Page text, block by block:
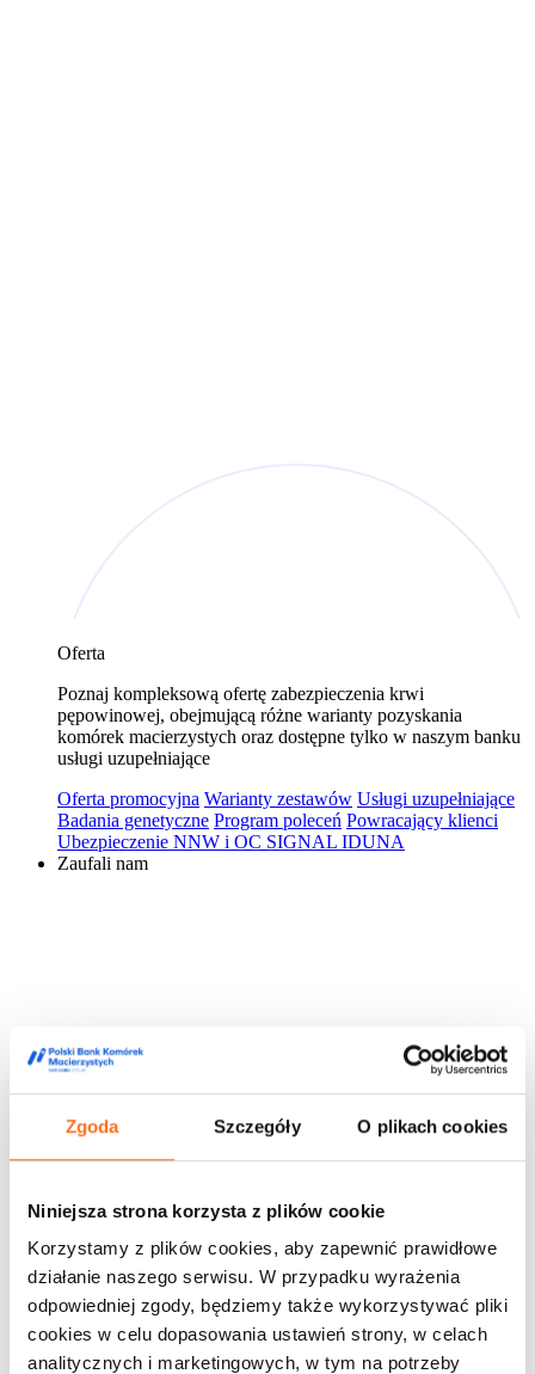
Zgoda Szczegóły O plikach cookies
Niniejsza strona korzysta z plików cookie
Korzystamy z plików cookies, aby zapewnić prawidłowe
działanie naszego serwisu. W przypadku wyrażenia
odpowiedniej zgody, będziemy także wykorzystywać pliki
cookies w celu dopasowania ustawień strony, w celach
analitycznych i marketingowych, w tym na potrzeby
Oferta
Poznaj kompleksową ofertę zabezpieczenia krwi
pępowinowej, obejmującą różne warianty pozyskania
komórek macierzystych oraz dostępne tylko w naszym banku
usługi uzupełniające
Oferta promocyjna Warianty zestawów Usługi uzupełniające
Badania genetyczne Program poleceń Powracający klienci
Ubezpieczenie NNW i OC SIGNAL IDUNA
Zaufali nam